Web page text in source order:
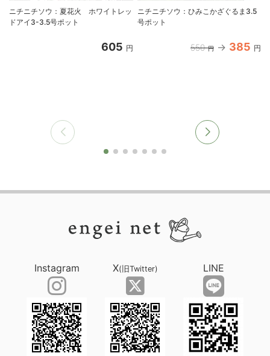
ニチニチソウ：夏花火 ホワイトレッ
ドアイ3-3.5号ポット
605 円
ニチニチソウ：ひみこかざぐるま3.5
号ポット
550 円 385 円
Instagram X(旧Twitter) LINE